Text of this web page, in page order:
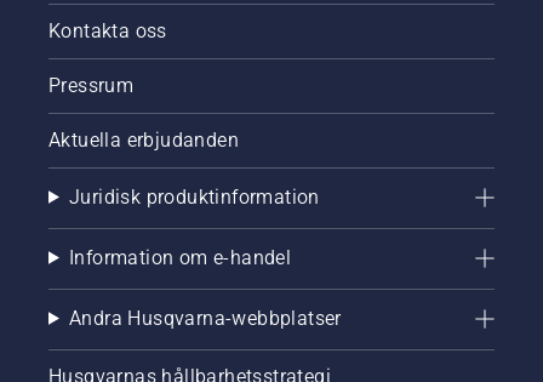
Kontakta oss
Pressrum
Aktuella erbjudanden
Juridisk produktinformation
Information om e-handel
Andra Husqvarna-webbplatser
Husqvarnas hållbarhetsstrategi